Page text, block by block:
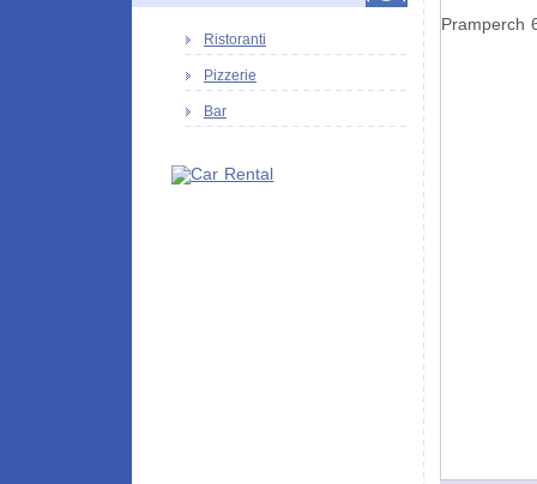
Pramperch
Ristoranti
Pizzerie
Bar